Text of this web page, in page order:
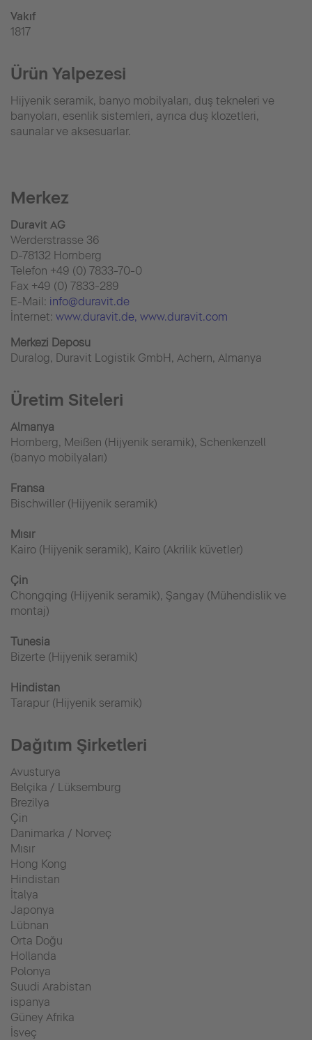
Vakıf
1817
Ürün Yalpezesi
Hijyenik seramik, banyo mobilyaları, duş tekneleri ve
banyoları, esenlik sistemleri, ayrıca duş klozetleri,
saunalar ve aksesuarlar.
Merkez
Duravit AG
Werderstrasse 36
D-78132 Hornberg
Telefon +49 (0) 7833-70-0
Fax +49 (0) 7833-289
E-Mail: info@duravit.de
İnternet: www.duravit.de, www.duravit.com
Merkezi Deposu
Duralog, Duravit Logistik GmbH, Achern, Almanya
Üretim Siteleri
Almanya
Hornberg, Meißen (Hijyenik seramik), Schenkenzell
(banyo mobilyaları)
Fransa
Bischwiller (Hijyenik seramik)
Mısır
Kairo (Hijyenik seramik), Kairo (Akrilik küvetler)
Çin
Chongqing (Hijyenik seramik), Şangay (Mühendislik ve
montaj)
Tunesia
Bizerte (Hijyenik seramik)
Hindistan
Tarapur (Hijyenik seramik)
Dağıtım Şirketleri
Avusturya
Belçika / Lüksemburg
Brezilya
Çin
Danimarka / Norveç
Mısır
Hong Kong
Hindistan
İtalya
Japonya
Lübnan
Orta Doğu
Hollanda
Polonya
Suudi Arabistan
ispanya
Güney Afrika
İsveç